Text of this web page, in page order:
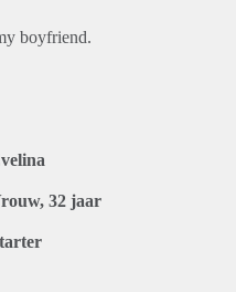
boyfriend.
32 jaar